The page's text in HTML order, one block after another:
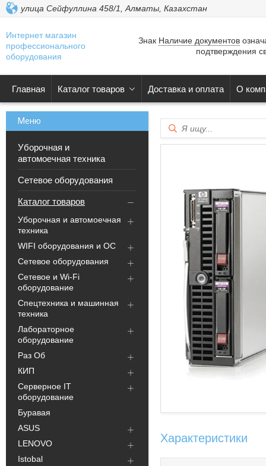
улица Сейфуллина 458/1, Алматы, Казахстан
Интернет магазин
профессионального
оборудования
Знак Наличие документов
подтверждения
Главная Каталог товаров Доставка и оплата О
Уборочная и
автомоечная техника
Сетевое оборудования
Каталог товаров
Уборочная и автомоечная
техника
WIFI оборудования и ОС
Сетевое оборудования
Сетевое и Wi-Fi
оборудование
Спецтехника и машинная
техника
Лабораторное
оборудование
Раз Об
КИП
Серверное IT
оборудование
Буравая
ASUS
LENOVO
Istobal
Характеристики